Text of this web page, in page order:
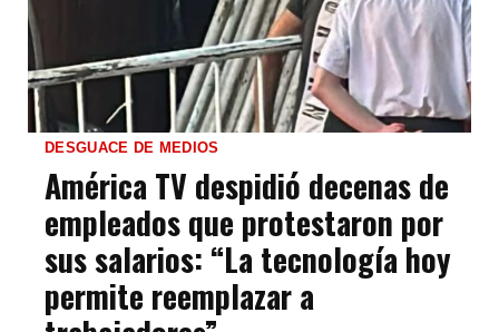
DESGUACE DE MEDIOS
América TV despidió decenas de
empleados que protestaron por
sus salarios: “La tecnología hoy
permite reemplazar a